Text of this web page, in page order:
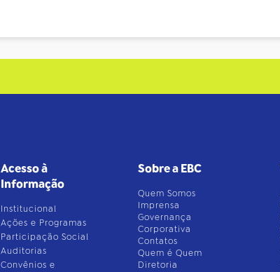
Acesso à
Informação
Institucional
Ações e Programas
Participação Social
Auditorias
Convênios e
Sobre a EBC
Quem Somos
Imprensa
Governança
Corporativa
Contatos
Quem é Quem
Diretoria